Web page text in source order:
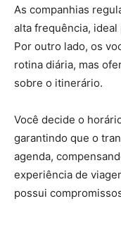
As companhias
alta frequência,
Por outro lado, os
rotina diária, mas
sobre o itinerário.
Você decide o
garantindo que o
agenda,
experiência de
possui